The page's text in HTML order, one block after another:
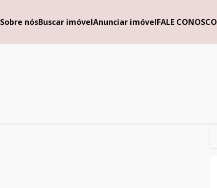
Sobre nósBuscar imóvelAnunciar imóvelFALE CONOSCO